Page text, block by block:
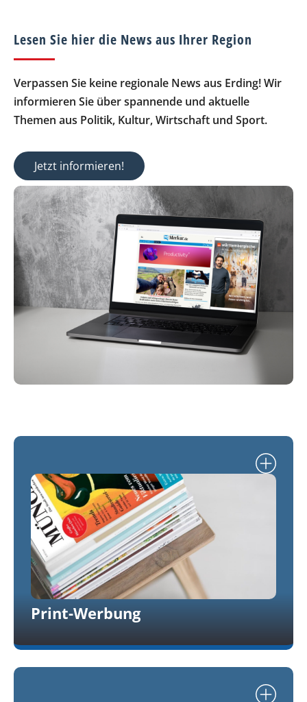
Lesen Sie hier die News aus Ihrer Region
Verpassen Sie keine regionale News aus Erding! Wir
informieren Sie über spannende und aktuelle
Themen aus Politik, Kultur, Wirtschaft und Sport.
Jetzt informieren!
Print-Werbung